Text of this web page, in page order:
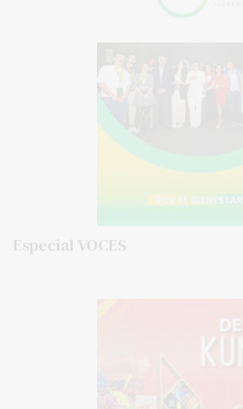
Especial VOCES